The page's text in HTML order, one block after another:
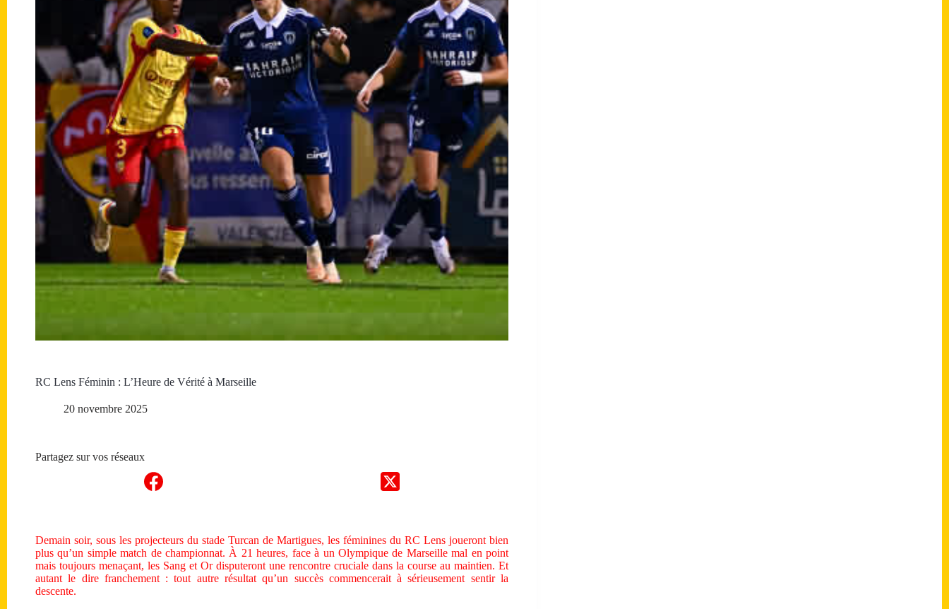
RC Lens Féminin : L’Heure de Vérité à Marseille
20 novembre 2025
Partagez sur vos réseaux
Demain soir, sous les projecteurs du stade Turcan de Martigues, les féminines du RC Lens joueront bien
plus qu’un simple match de championnat. À 21 heures, face à un Olympique de Marseille mal en point
mais toujours menaçant, les Sang et Or disputeront une rencontre cruciale dans la course au maintien. Et
autant le dire franchement : tout autre résultat qu’un succès commencerait à sérieusement sentir la
descente.